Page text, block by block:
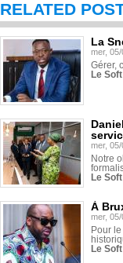
RELATED
La
mer,
Gérer,
Le
mer,
Notre
Le
À
mer,
Pour
Le